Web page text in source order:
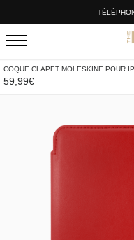
COQUE CLAPET MOLESKINE POUR
59,99€